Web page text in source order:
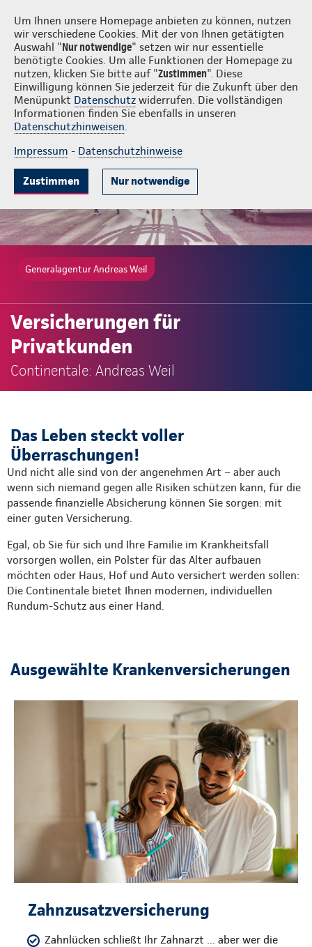
Um Ihnen unsere Homepage anbieten zu können, nutzen
wir verschiedene Cookies. Mit der von Ihnen getätigten
Auswahl "Nur notwendige" setzen wir nur essentielle
benötigte Cookies. Um alle Funktionen der Homepage zu
nutzen, klicken Sie bitte auf "Zustimmen". Diese
Einwilligung können Sie jederzeit für die Zukunft über den
Menüpunkt Datenschutz widerrufen. Die vollständigen
Informationen finden Sie ebenfalls in unseren
Datenschutzhinweisen.
Impressum - Datenschutzhinweise
Zustimmen Nur notwendige
Andreas Weil Login
Krankenversicherungen Lebensversicherungen Sach- und
Generalagentur Andreas Weil
Versicherungen für
Privatkunden
Continentale: Andreas Weil
Das Leben steckt voller
Überraschungen!
Und nicht alle sind von der angenehmen Art – aber auch
wenn sich niemand gegen alle Risiken schützen kann, für die
passende finanzielle Absicherung können Sie sorgen: mit
einer guten Versicherung.
Egal, ob Sie für sich und Ihre Familie im Krankheitsfall
vorsorgen wollen, ein Polster für das Alter aufbauen
möchten oder Haus, Hof und Auto versichert werden sollen:
Die Continentale bietet Ihnen modernen, individuellen
Rundum-Schutz aus einer Hand.
Ausgewählte Krankenversicherungen
Zahnzusatzversicherung
Zahnlücken schließt Ihr Zahnarzt … aber wer die